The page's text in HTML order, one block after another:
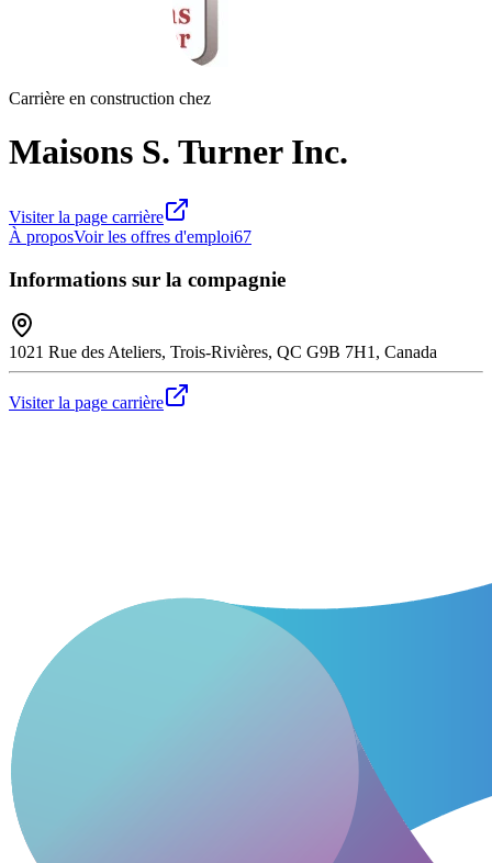
Carrière en construction chez
Maisons S. Turner Inc.
Visiter la page carrière
À proposVoir les offres d'emploi67
Informations sur la compagnie
1021 Rue des Ateliers, Trois-Rivières, QC G9B 7H1, Canada
Visiter la page carrière